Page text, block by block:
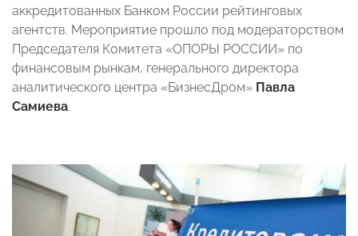
аккредитованных Банком России рейтинговых
агентств. Мероприятие прошло под модераторством
Председателя Комитета «ОПОРЫ РОССИИ» по
финансовым рынкам, генерального директора
аналитического центра «БизнесДром» Павла
Самиева.